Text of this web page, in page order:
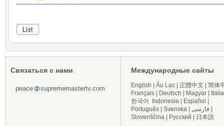
Связаться с нами
peace suprememastertv.com
Международные сайты
English Âu Lạc 正體中文
简体
Français
Deutsch Magyar
한국어
Indonesia Español
Português
Svenska فارسی
Slovenščina
Русский 日本語